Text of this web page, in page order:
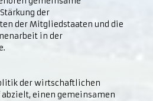
der
der Mitgliedstaaten und die
in der
der wirtschaftlichen
einen gemeinsamen